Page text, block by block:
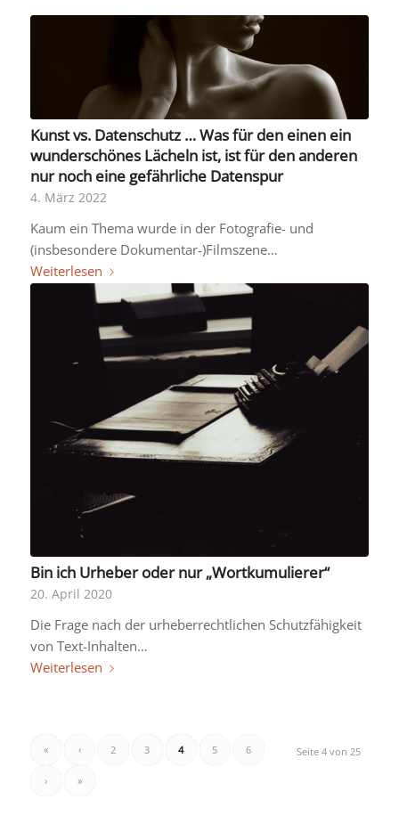
Kunst vs. Datenschutz … Was für den einen ein
wunderschönes Lächeln ist, ist für den anderen
nur noch eine gefährliche Datenspur
4. März 2022
Kaum ein Thema wurde in der Fotografie- und
(insbesondere Dokumentar-)Filmszene…
Weiterlesen
Bin ich Urheber oder nur „Wortkumulierer“
20. April 2020
Die Frage nach der urheberrechtlichen Schutzfähigkeit
von Text-Inhalten…
Weiterlesen
Seite 4 von 25
« ‹ 2 3 4 5 6
› »